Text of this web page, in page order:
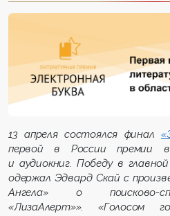
13 апрелясостоялся финал
первой в Россиипремии в
и аудиокниг. Победу в
одержал Эдвард Скай с
Ангела»
о поисково-
«ЛизаАлерт»». «Голосом